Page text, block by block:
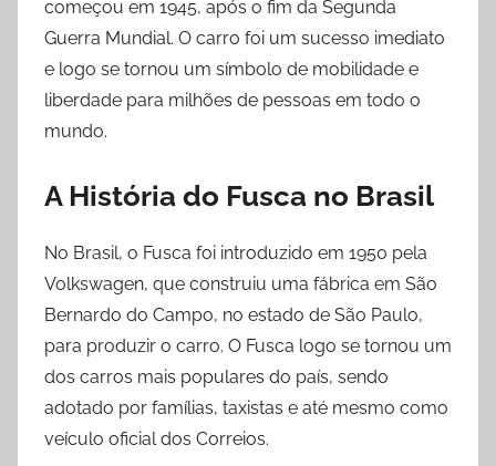
começou em 1945, após o fim da Segunda
Guerra Mundial. O carro foi um sucesso imediato
e logo se tornou um símbolo de mobilidade e
liberdade para milhões de pessoas em todo o
mundo.
A História do Fusca no Brasil
No Brasil, o Fusca foi introduzido em 1950 pela
Volkswagen, que construiu uma fábrica em São
Bernardo do Campo, no estado de São Paulo,
para produzir o carro. O Fusca logo se tornou um
dos carros mais populares do país, sendo
adotado por famílias, taxistas e até mesmo como
veículo oficial dos Correios.